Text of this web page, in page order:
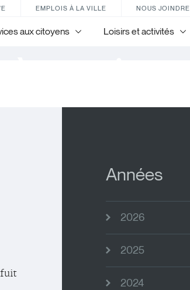
EMPLOIS À LA VILLE NOUS JOINDRE
aux citoyens Loisirs et activités
venir
Années
2026
2025
2024